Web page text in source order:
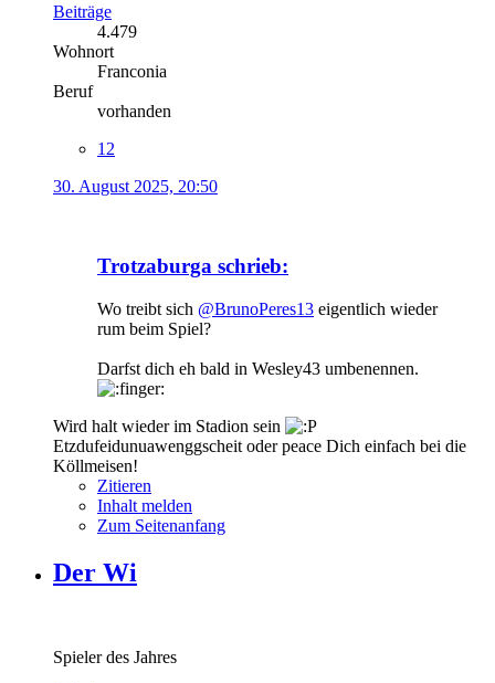
Beiträge
4.479
Wohnort
Franconia
Beruf
vorhanden
12
30. August 2025, 20:50
Trotzaburga schrieb:
Wo treibt sich @BrunoPeres13 eigentlich wieder
rum beim Spiel?
Darfst dich eh bald in Wesley43 umbenennen.
Wird halt wieder im Stadion sein
Etzdufeidunuawenggscheit oder peace Dich einfach bei die
Köllmeisen!
Zitieren
Inhalt melden
Zum Seitenanfang
Der Wi
Spieler des Jahres